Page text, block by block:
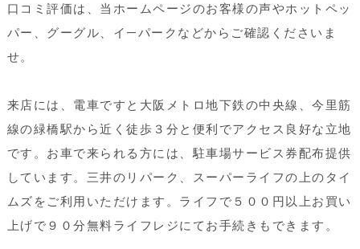
口コミ評価は、当ホームページのお客様の声やホットペッ
パー、グーグル、イ—パークなどからご確認くださいま
せ。
来店には、電車ですと大阪メトロ地下鉄の中央線、今里筋
線の緑橋駅から近く徒歩３分と便利でアクセス良好な立地
です。お車で来られる方には、駐車場サービス券配布提供
しています。三井のリパーク、スーパーライフの上のタイ
ムズをご利用いただけます。ライフで５００円以上お買い
上げで９０分無料ライフレジにてお手続きもできます。